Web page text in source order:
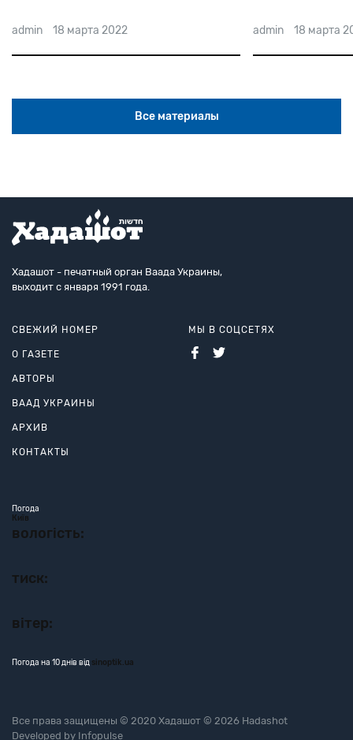
admin 18 марта 2022 admin 18 марта
Все материалы
Хадашот - печатный орган Ваада Украины,
выходит с января 1991 года.
СВЕЖИЙ НОМЕР
О ГАЗЕТЕ
АВТОРЫ
ВААД УКРАИНЫ
АРХИВ
КОНТАКТЫ
МЫ В СОЦСЕТЯХ
Погода
Київ
вологість:
тиск:
вітер:
Погода на 10 днів від sinoptik.ua
Все права защищены © 2020 Хадашот © 2026 Hadashot
Developed by Infopulse